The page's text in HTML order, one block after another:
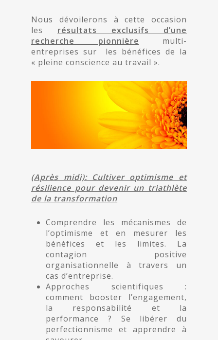
Nous dévoilerons à cette occasion
les résultats exclusifs d’une
recherche pionnière multi-
entreprises sur les bénéfices de la
« pleine conscience au travail ».
(Après midi): Cultiver optimisme et
résilience pour devenir un triathlète
de la transformation
Comprendre les mécanismes de
l’optimisme et en mesurer les
bénéfices et les limites. La
contagion positive
organisationnelle à travers un
cas d’entreprise.
Approches scientifiques :
comment booster l’engagement,
la responsabilité et la
performance ? Se libérer du
perfectionnisme et apprendre à